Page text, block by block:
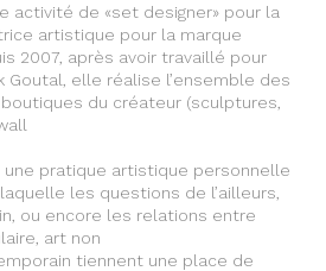
activité de «set designer» pour la
artistique pour la marque
2007, après avoir travaillé pour
Goutal, elle réalise l’ensemble des
du créateur (sculptures,
pratique artistique personnelle
les questions de l’ailleurs,
ou encore les relations entre
art non
tiennent une place de